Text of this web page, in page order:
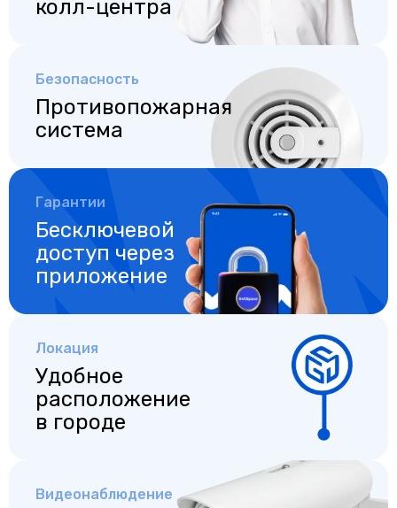
колл-центра
Безопасность
Противопожарная
система
Видеонаблюдение
Локация
Удобное
расположение
в городе
Гарантии
Бесключевой
доступ через
приложение